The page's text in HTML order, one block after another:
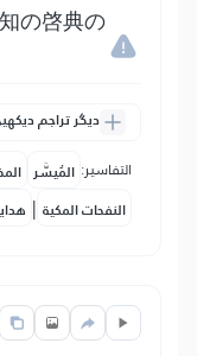
の啓典の
دیگر تراجم
التفاسير: المُيسَّر
النفحات المكية |